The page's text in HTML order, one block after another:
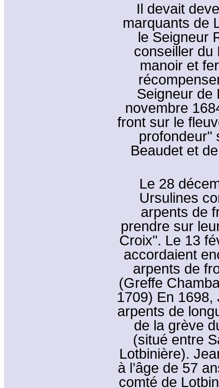
Il devait
marquants de
le Seigneur
conseiller du
manoir et
Seigneur de
novembre
front sur le
profondeur"
Beaudet et
Le 28
Ursulines
arpents de
prendre sur
Croix". Le 13
accordaient
arpents de
(Greffe
1709) En
arpents de
de la grève
(situé entre
Lotbinière).
à l’âge de 57
comté de